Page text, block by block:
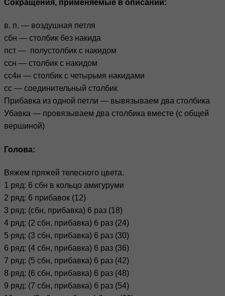
Сокращения, применяемые в описании:
в. п. — воздушная петля
сбн — столбик без накида
пст — полустолбик с накидом
ссн — столбик с накидом
сс4н — столбик с четырьмя накидами
сс — соединительный столбик
Прибавка из одной петли — вывязываем два столбика
Убавка — провязываем два столбика вместе (с общей
вершиной)
Голова:
Вяжем пряжей телесного цвета.
1 ряд: 6 сбн в кольцо амигуруми
2 ряд: 6 прибавок (12)
3 ряд: (сбн, прибавка) 6 раз (18)
4 ряд: (2 сбн, прибавка) 6 раз (24)
5 ряд: (3 сбн, прибавка) 6 раз (30)
6 ряд: (4 сбн, прибавка) 6 раз (36)
7 ряд: (5 сбн, прибавка) 6 раз (42)
8 ряд: (6 сбн, прибавка) 6 раз (48)
9 ряд: (7 сбн, прибавка) 6 раз (54)